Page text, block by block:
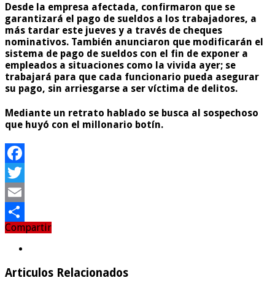
Desde la empresa afectada, confirmaron que se
garantizará el pago de sueldos a los trabajadores, a
más tardar este jueves y a través de cheques
nominativos. También anunciaron que modificarán el
sistema de pago de sueldos con el fin de exponer a
empleados a situaciones como la vivida ayer; se
trabajará para que cada funcionario pueda asegurar
su pago, sin arriesgarse a ser víctima de delitos.
Mediante un retrato hablado se busca al sospechoso
que huyó con el millonario botín.
Facebook
Twitter
Email
Compartir
Compartir
Articulos Relacionados